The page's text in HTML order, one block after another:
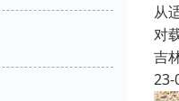
从
对
吉
23-